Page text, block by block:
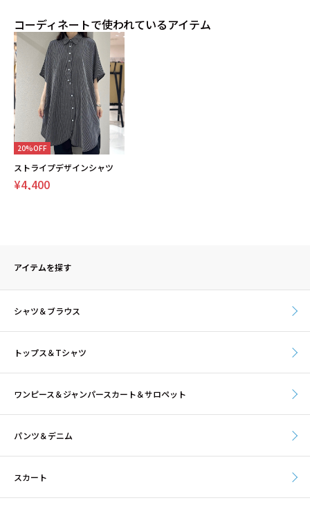
コーディネートで使われているアイテム
20%OFF
ストライプデザインシャツ
¥4,400
アイテムを探す
シャツ＆ブラウス
トップス＆Tシャツ
ワンピース＆ジャンパースカート＆サロペット
パンツ＆デニム
スカート